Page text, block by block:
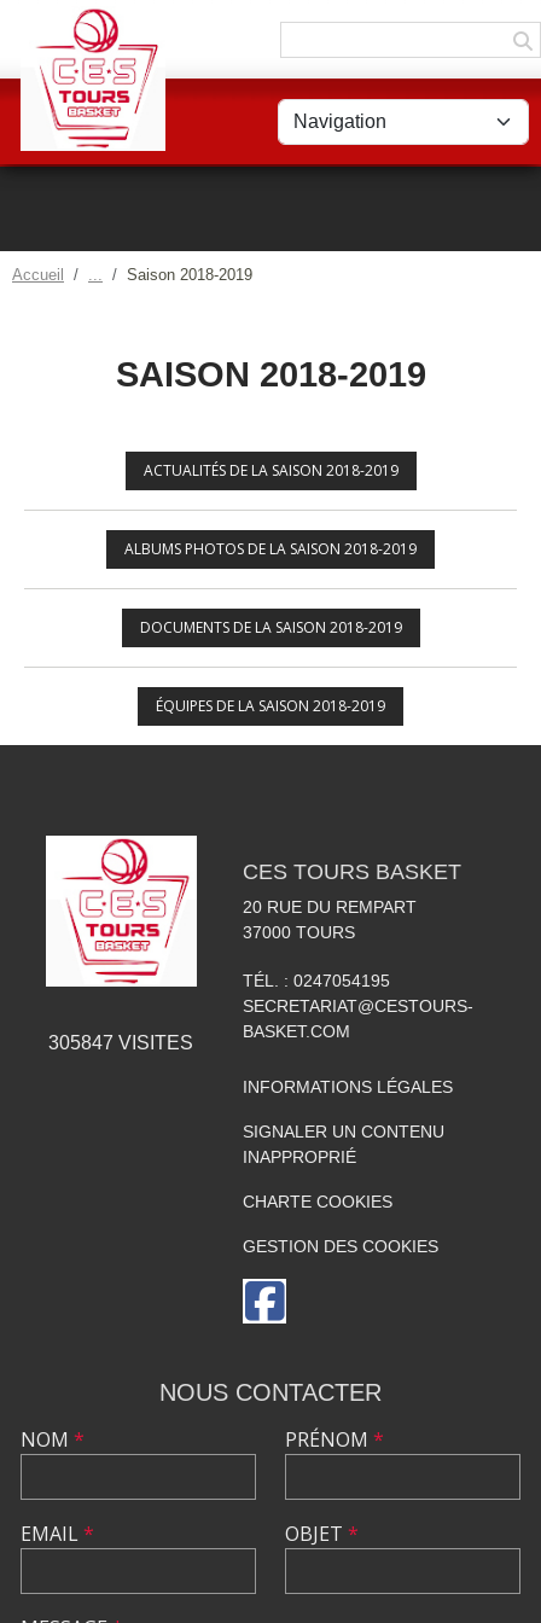
Accueil Saison 2018-2019
SAISON 2018-2019
ACTUALITÉS DE LA SAISON 2018-2019
ALBUMS PHOTOS DE LA SAISON 2018-2019
DOCUMENTS DE LA SAISON 2018-2019
ÉQUIPES DE LA SAISON 2018-2019
305847 VISITES
CES TOURS BASKET
20 RUE DU REMPART
37000 TOURS
TÉL. : 0247054195
SECRETARIAT@CESTOURS-
BASKET.COM
INFORMATIONS LÉGALES
SIGNALER UN CONTENU
INAPPROPRIÉ
CHARTE COOKIES
GESTION DES COOKIES
NOUS CONTACTER
NOM *
EMAIL*
PRÉNOM *
OBJET *
Panneau de gestion des cookies